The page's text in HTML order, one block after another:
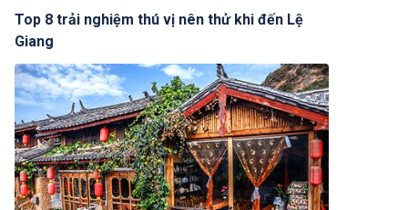
Top 8 trải nghiệm thú vị nên thử khi đến Lệ
Giang